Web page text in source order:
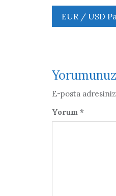
Yazı
EUR / USD
E-posta
Yorum *